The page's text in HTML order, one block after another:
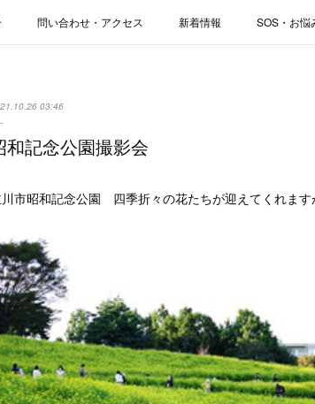
問い合わせ・アクセス 新着情報 SOS・お悩
03:46
和記念公園撮影会
市昭和記念公園 四季折々の花たちが迎えてくれます